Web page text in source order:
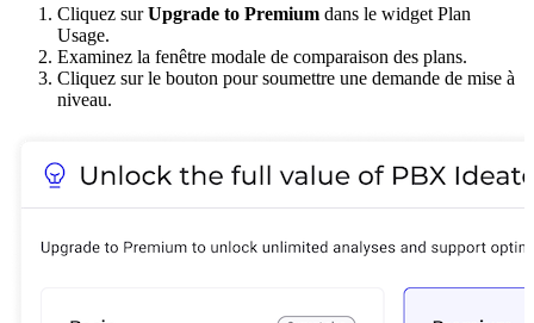
Cliquez surUpgrade to Premium dans le widget Plan
Usage.
Examinez la fenêtre modale de comparaison des plans.
Cliquez sur le bouton pour soumettre une demande de mise à
niveau.